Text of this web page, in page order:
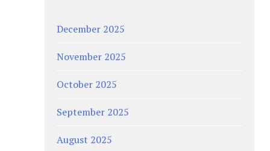
December 2025
November 2025
October 2025
September 2025
August 2025